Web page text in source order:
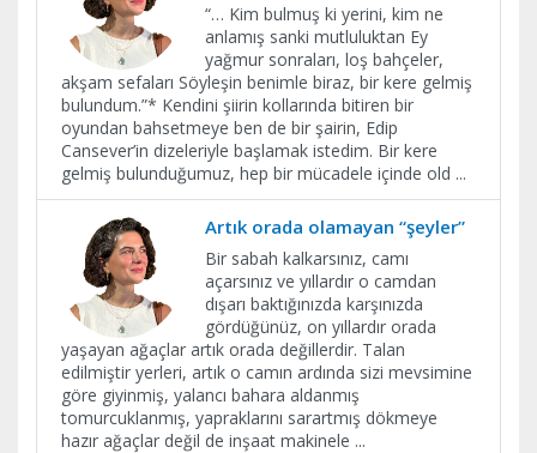
“… Kim bulmuş ki yerini, kim ne
anlamış sanki mutluluktan Ey
yağmur sonraları, loş bahçeler,
akşam sefaları Söyleşin benimle biraz, bir kere gelmiş
bulundum.”* Kendini şiirin kollarında bitiren bir
oyundan bahsetmeye ben de bir şairin, Edip
Cansever’in dizeleriyle başlamak istedim. Bir kere
gelmiş bulunduğumuz, hep bir mücadele içinde old ...
Artık orada olamayan “şeyler”
Bir sabah kalkarsınız, camı
açarsınız ve yıllardır o camdan
dışarı baktığınızda karşınızda
gördüğünüz, on yıllardır orada
yaşayan ağaçlar artık orada değillerdir. Talan
edilmiştir yerleri, artık o camın ardında sizi mevsimine
göre giyinmiş, yalancı bahara aldanmış
tomurcuklanmış, yapraklarını sarartmış dökmeye
hazır ağaçlar değil de inşaat makinele ...